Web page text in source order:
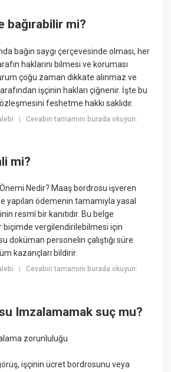
bağırabilir mi?
bağın saygı çerçevesinde olması, her
haklarını bilmesi ve koruması
çoğu zaman dikkate alınmaz ve
işçinin hakları çiğnenir. İşte bu
feshetme hakkı saklıdır.
|Cevabın tamamını burada okuyun:
mi?
Nedir? Maaş bordrosu işveren
yapılan ödemenin tamamıyla yasal
resmî bir kanıtıdır. Bu belge
biçimde vergilendirilebilmesi için
doküman personelin çalıştığı süre
kazançları bildirir.
|Cevabın tamamını burada okuyun:
Imzalamamak suç mu?
zorunluluğu
işçinin ücret bordrosunu veya